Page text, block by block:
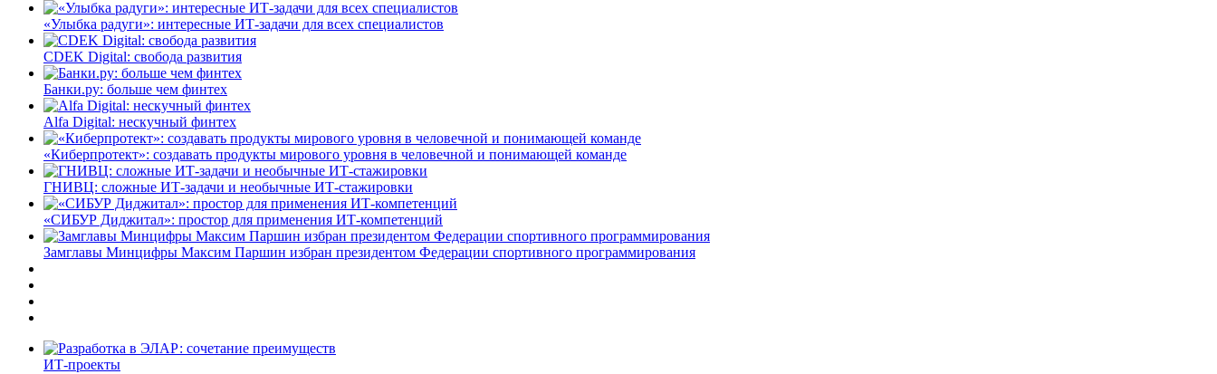
«Улыбка радуги»: интересные ИТ-задачи для всех специалистов
CDEK Digital: свобода развития
Банки.ру: больше чем финтех
Alfa Digital: нескучный финтех
«Киберпротект»: создавать продукты мирового уровня в человечной и понимающей команде
ГНИВЦ: сложные ИТ‑задачи и необычные ИТ‑стажировки
«СИБУР Диджитал»: простор для применения ИТ-компетенций
Замглавы Минцифры Максим Паршин избран президентом Федерации спортивного программирования
ИТ-проекты